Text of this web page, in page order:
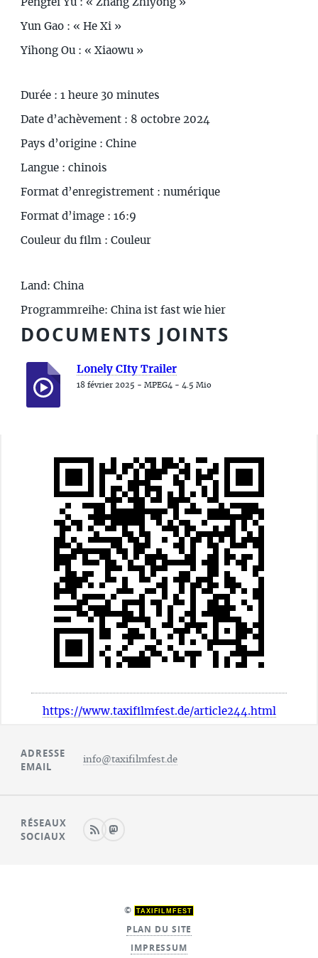
Pengfei Yu : « Zhang Zhiyong »
Yun Gao : « He Xi »
Yihong Ou : « Xiaowu »
Durée : 1 heure 30 minutes
Date d’achèvement : 8 octobre 2024
Pays d’origine : Chine
Langue : chinois
Format d’enregistrement : numérique
Format d’image : 16:9
Couleur du film : Couleur
Land: China
Programmreihe: China ist fast wie hier
DOCUMENTS JOINTS
Lonely CIty Trailer
18 février 2025 - MPEG4 - 4.5 Mio
https://www.taxifilmfest.de/article244.html
ADRESSE
EMAIL
info@taxifilmfest.de
RÉSEAUX
SOCIAUX
© TAXIFILMFEST
PLAN DU SITE
IMPRESSUM